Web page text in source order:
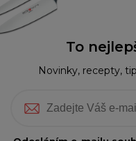
To
Novinky, recepty,